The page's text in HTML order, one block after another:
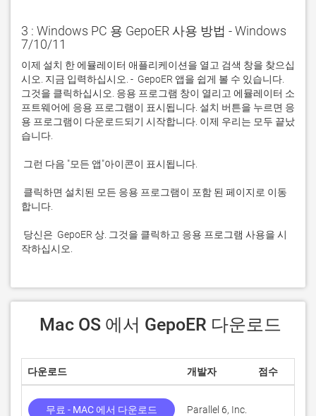
3 : Windows PC 용 GepoER 사용 방법 - Windows
7/10/11
이제 설치 한 에뮬레이터 애플리케이션을 열고 검색 창을 찾으십
시오. 지금 입력하십시오. -  GepoER 앱을 쉽게 볼 수 있습니다.
그것을 클릭하십시오. 응용 프로그램 창이 열리고 에뮬레이터 소
프트웨어에 응용 프로그램이 표시됩니다. 설치 버튼을 누르면 응
용 프로그램이 다운로드되기 시작합니다. 이제 우리는 모두 끝났
작하십시오.
Mac OS 에서 GepoER 다운로드
다운로드 개발자 점수
무료 - MAC 에서 다운로드 Parallel 6, Inc.